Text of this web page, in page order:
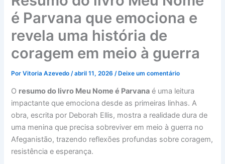
é Parvana que emociona e
revela uma história de
coragem em meio à guerra
PorVitoria Azevedo /abril 11, 2026 /Deixe um comentário
O resumo do livro Meu Nome é Parvana é uma leitura
impactante que emociona desde as primeiras linhas. A
obra, escrita por Deborah Ellis, mostra a realidade dura de
uma menina que precisa sobreviver em meio à guerra no
Afeganistão, trazendo reflexões profundas sobre coragem,
resistência e esperança.